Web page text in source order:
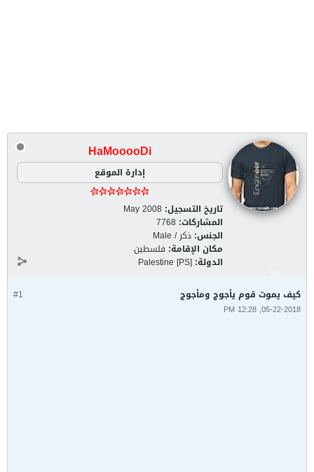
HaMooooDi
إدارة الموقع
تاريخ التسجيل: May 2008
المشاركات: 7768
الجنس: ذكر / Male
مكان الإقامة: فلسطين
الدولة: Palestine [PS]
#1 كيف يموت قوم يأجوج ومأجوج
05-22-2018, 12:28 PM